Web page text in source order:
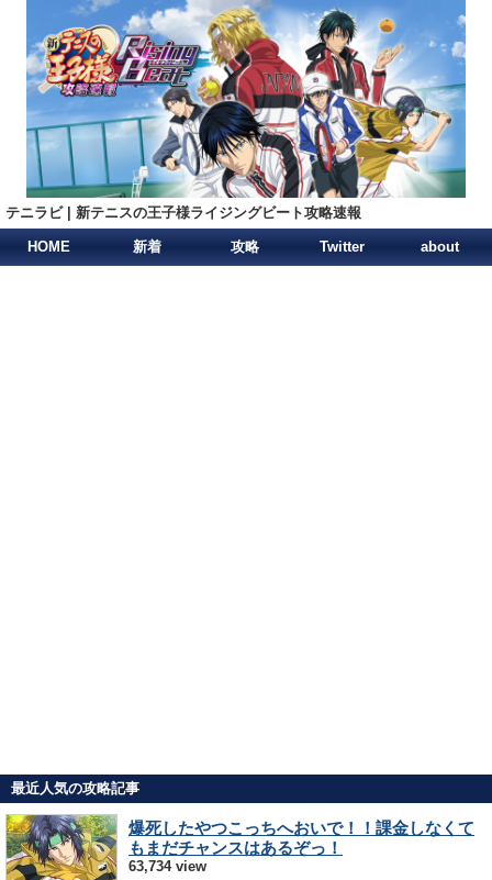
テニラビ | 新テニスの王子様ライジングビート攻略速報
HOME 新着 攻略 Twitter about
最近人気の攻略記事
爆死したやつこっちへおいで！！課金しなくて
もまだチャンスはあるぞっ！
63,734 view